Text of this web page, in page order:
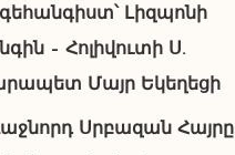
Լիզպոնի
– Հոլիվուտի Ս.
Մայր Եկեղեցի
Սրբազան Հայրը